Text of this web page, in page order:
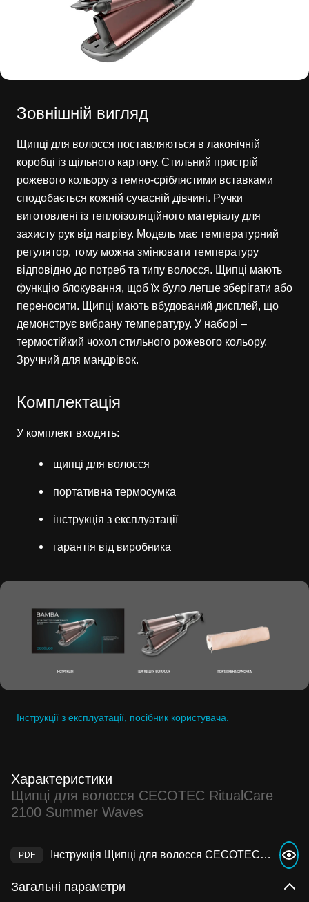
Зовнішній вигляд
Щипці для волосся поставляються в лаконічній
коробці із щільного картону. Стильний пристрій
рожевого кольору з темно-сріблястими вставками
сподобається кожній сучасній дівчині. Ручки
виготовлені із теплоізоляційного матеріалу для
захисту рук від нагріву. Модель має температурний
регулятор, тому можна змінювати температуру
відповідно до потреб та типу волосся. Щипці мають
функцію блокування, щоб їх було легше зберігати або
переносити. Щипці мають вбудований дисплей, що
демонструє вибрану температуру. У наборі –
термостійкий чохол стильного рожевого кольору.
Зручний для мандрівок.
Комплектація
У комплект входять:
щипці для волосся
портативна термосумка
інструкція з експлуатації
гарантія від виробника
Інструкції з експлуатації, посібник користувача.
Характеристики
Щипці для волосся CECOTEC RitualCare
2100 Summer Waves
Інструкція Щипці для волосся CECOTEC RitualCare 2100 Summer Waves
Загальні параметри